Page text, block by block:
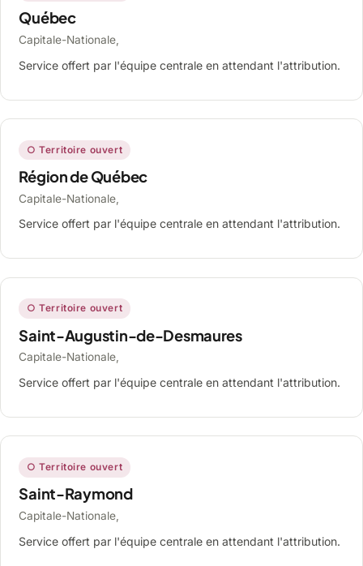
Québec
Capitale-Nationale,
Service offert par l'équipe centrale en attendant l'attribution.
○ Territoire ouvert
Région de Québec
Capitale-Nationale,
Service offert par l'équipe centrale en attendant l'attribution.
○ Territoire ouvert
Saint-Augustin-de-Desmaures
Capitale-Nationale,
Service offert par l'équipe centrale en attendant l'attribution.
○ Territoire ouvert
Saint-Raymond
Capitale-Nationale,
Service offert par l'équipe centrale en attendant l'attribution.